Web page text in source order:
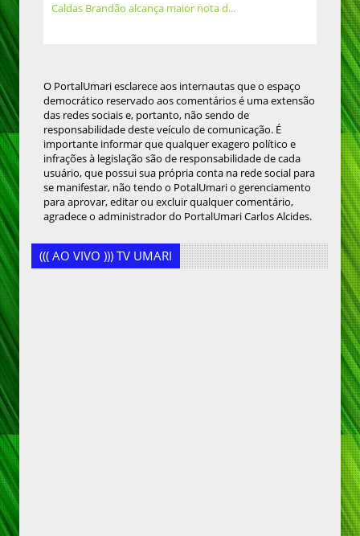
Caldas Brandão alcança maior nota d...
O PortalUmari esclarece aos internautas que o espaço
democrático reservado aos comentários é uma extensão
das redes sociais e, portanto, não sendo de
responsabilidade deste veículo de comunicação. É
importante informar que qualquer exagero político e
infrações à legislação são de responsabilidade de cada
usuário, que possui sua própria conta na rede social para
se manifestar, não tendo o PotalUmari o gerenciamento
para aprovar, editar ou excluir qualquer comentário,
agradece o administrador do PortalUmari Carlos Alcides.
((( AO VIVO ))) TV UMARI